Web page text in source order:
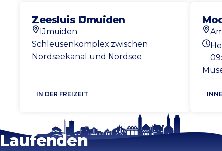
Zeesluis IJmuiden
Standort
IJmuiden
Schleusenkomplex zwischen
Nordseekanal und Nordsee
IN DER FREIZEIT
Bleib auf dem
Laufenden